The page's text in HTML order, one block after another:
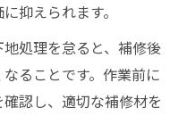
抑えられます。
処理を怠ると、補修後
ることです。作業前に
認し、適切な補修材を